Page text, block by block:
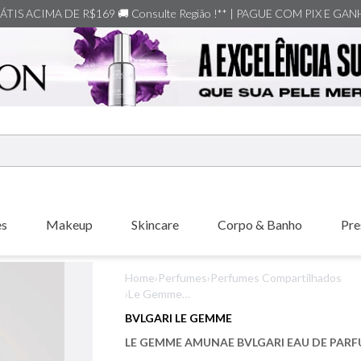
ACIMA DE R$169 🚚 Consulte Região !** | PAGUE COM PIX E
Makeup Skincare Corpo & Banho
Home›Perfumes›Perfumes Compartilhados
›Le Gemme
Eau de Parfum
BVLGARI LE GEMME
LE GEMME AMUNAE BVLGARI EAU DE